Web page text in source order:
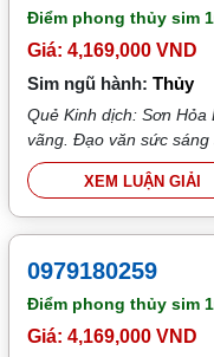
Điểm phong thủy sim
Giá: 4,169,000 VND
Sim ngũ hành:Thủy
Quẻ Kinh dịch: Sơn
vãng. Đạo văn sức
XEM LUẬN GIẢI
0979180259
Điểm phong thủy sim
Giá: 4,169,000 VND